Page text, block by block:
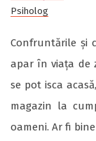
Psiholog
Confruntările și
apar în viața de
se pot isca
magazin la
oameni. Ar fi bine